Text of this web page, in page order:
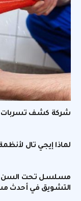
شركة كشف تسربات
لماذا إيجي تال
التشويق في أحدث